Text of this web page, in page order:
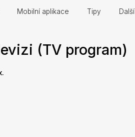
Mobilní aplikace Tipy Další
(TV program)